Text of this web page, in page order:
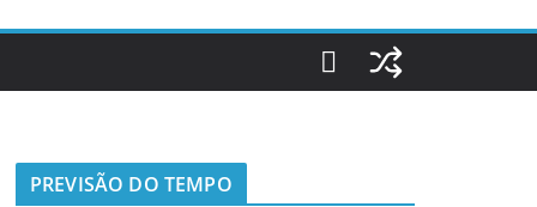
PREVISÃO DO TEMPO